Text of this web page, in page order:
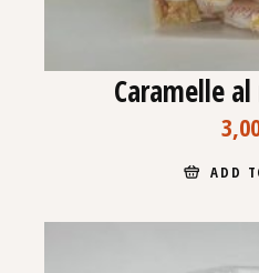
Caramelle
ADD